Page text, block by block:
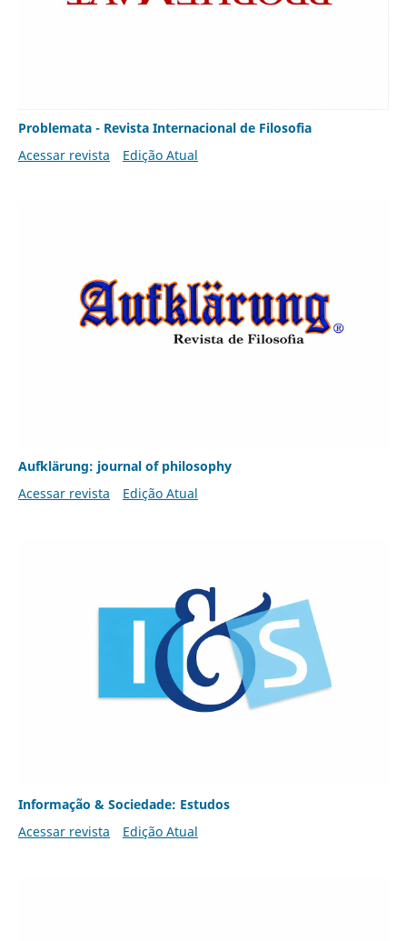
Problemata - Revista Internacional de Filosofia
Acessar revista
Edição Atual
Aufklärung: journal of philosophy
Acessar revista
Edição Atual
Informação & Sociedade: Estudos
Acessar revista
Edição Atual